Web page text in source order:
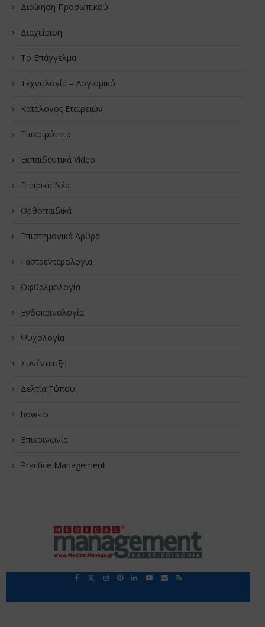
Διοίκηση Προσωπικού
Διαχείριση
Το Επάγγελμα
Τεχνολογία – Λογισμικό
Κατάλογος Εταιρειών
Επικαιρότητα
Εκπαιδευτικά Video
Εταιρικά Νέα
Oρθοπαιδικά
Επιστημονικά Άρθρα
Γαστρεντερολογία
Οφθαλμολογία
Ενδοκρινολογία
Ψυχολογία
Συνέντευξη
Δελτία Τύπου
how-to
Επικοινωνία
Practice Management